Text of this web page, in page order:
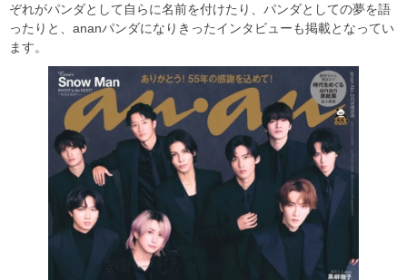
ぞれがパンダとして自らに名前を付けたり、パンダとしての夢を語
ったりと、ananパンダになりきったインタビューも掲載となってい
ます。